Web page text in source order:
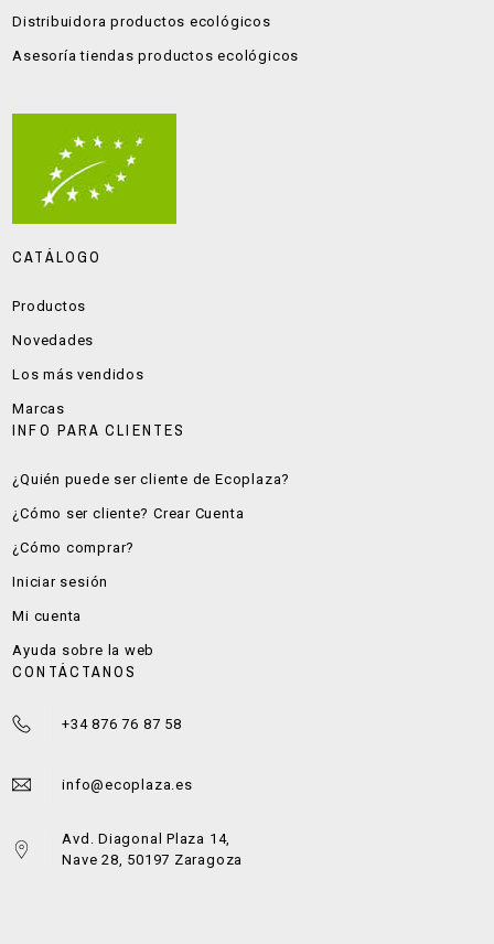
Distribuidora productos ecológicos
Asesoría tiendas productos ecológicos
CATÁLOGO
Productos
Novedades
Los más vendidos
Marcas
INFO PARA CLIENTES
¿Quién puede ser cliente de Ecoplaza?
¿Cómo ser cliente? Crear Cuenta
¿Cómo comprar?
Iniciar sesión
Mi cuenta
Ayuda sobre la web
CONTÁCTANOS
+34 876 76 87 58
info@ecoplaza.es
Avd. Diagonal Plaza 14,
Nave 28, 50197 Zaragoza